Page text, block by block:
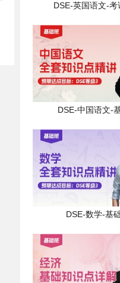
Memories of
DSE-数学-計
1699
DSE-英国语
Dark Day for
4899
DSE-中国语
題方式
鸡同鸭講第二期
1975
DSE-英国语文-考
DSE-中国语文-
DSE-数学-基